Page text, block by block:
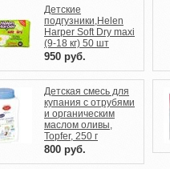
Детские
подгузники,Helen
Harper Soft Dry maxi
(9-18 кг) 50 шт
950 руб.
Детская смесь для
купания с отрубями
и органическим
маслом оливы,
Topfer, 250 г
800 руб.